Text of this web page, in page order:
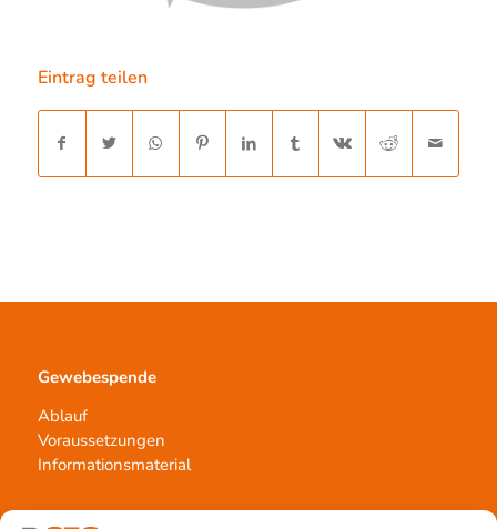
Eintrag teilen
Gewebespende
Ablauf
Voraussetzungen
Informationsmaterial